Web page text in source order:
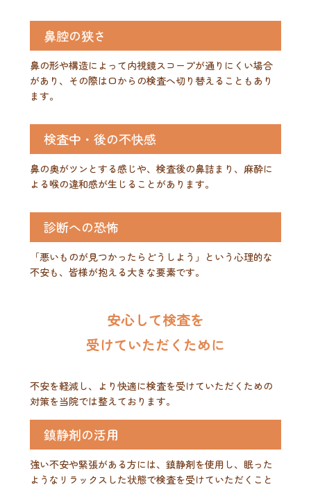
鼻腔の狭さ
鼻の形や構造によって内視鏡スコープが通りにくい場合
があり、その際は口からの検査へ切り替えることもあり
ます。
検査中・後の不快感
鼻の奥がツンとする感じや、検査後の鼻詰まり、麻酔に
よる喉の違和感が生じることがあります。
診断への恐怖
「悪いものが見つかったらどうしよう」という心理的な
不安も、皆様が抱える大きな要素です。
安心して検査を
受けていただくために
不安を軽減し、より快適に検査を受けていただくための
対策を当院では整えております。
鎮静剤の活用
強い不安や緊張がある方には、鎮静剤を使用し、眠った
ようなリラックスした状態で検査を受けていただくこと